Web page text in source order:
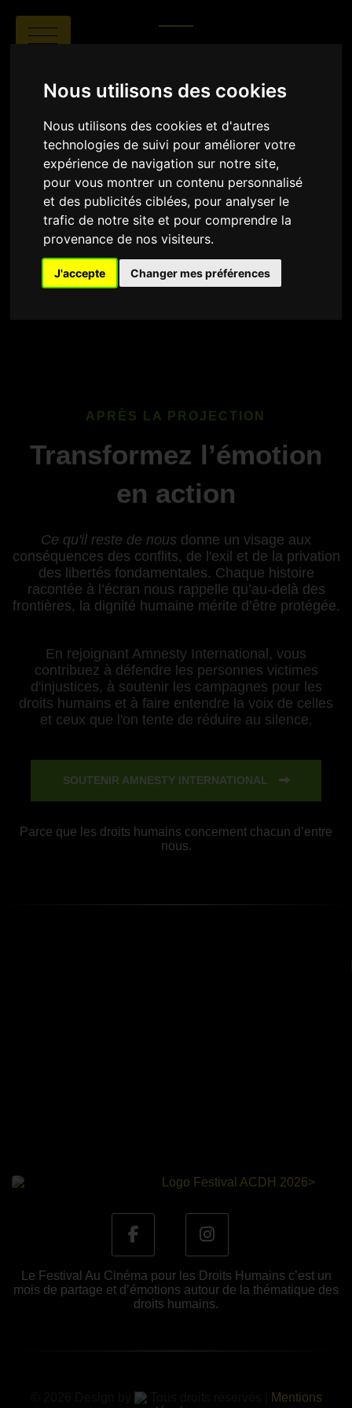
Nous utilisons des cookies
Nous utilisons des cookies et d'autres
technologies de suivi pour améliorer votre
expérience de navigation sur notre site,
pour vous montrer un contenu personnalisé
et des publicités ciblées, pour analyser le
trafic de notre site et pour comprendre la
provenance de nos visiteurs.
J'accepte Changer mes préférences
SYNOPSIS
APRÈS LA PROJECTION
Transformez l’émotion
en action
Ce qu'il reste de nous donne un visage aux
conséquences des conflits, de l'exil et de la privation
des libertés fondamentales. Chaque histoire
racontée à l’écran nous rappelle qu’au-delà des
frontières, la dignité humaine mérite d’être protégée.
En rejoignant Amnesty International, vous
contribuez à défendre les personnes victimes
d'injustices, à soutenir les campagnes pour les
droits humains et à faire entendre la voix de celles
et ceux que l'on tente de réduire au silence.
SOUTENIR AMNESTY INTERNATIONAL
Parce que les droits humains concernent chacun d’entre
nous.
Le Festival Au Cinéma pour les Droits Humains c’est un
mois de partage et d’émotions autour de la thématique des
droits humains.
Tous droits réservés |
Mentions